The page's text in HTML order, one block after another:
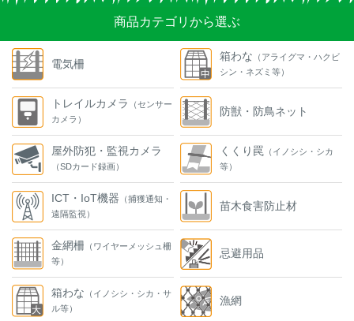
商品カテゴリから選ぶ
電気柵
トレイルカメラ
（センサー
カメラ）
屋外防犯・監視カメラ
（SDカード録画）
ICT・IoT機器 （捕獲通知・
遠隔監視）
金網柵 （ワイヤーメッシュ柵
等）
箱わな （イノシシ・シカ・サ
ル等）
箱わな （アライグマ・ハクビ
シン・ネズミ等）
防獣・防鳥ネット
くくり罠 （イノシシ・シカ
等）
苗木食害防止材
忌避用品
漁網